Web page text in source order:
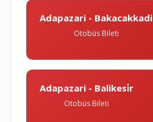
Adapazari - Bakacakkadi
Otobüs Bileti
Adapazari - Balikesi̇r
Otobüs Bileti